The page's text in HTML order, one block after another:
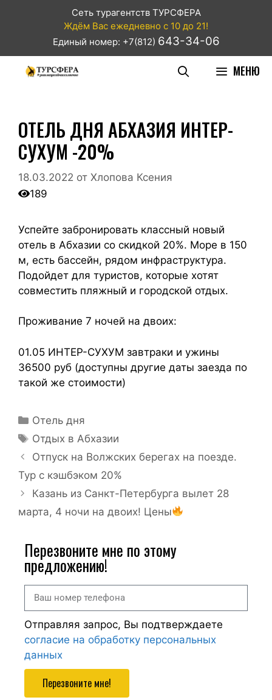
Сеть турагентств ТУРСФЕРА
Ждём Вас ежедневно с 10 до 21!
Единый номер: +7(812) 643-34-06
МЕНЮ
ОТЕЛЬ ДНЯ АБХАЗИЯ ИНТЕР-
СУХУМ -20%
18.03.2022 от Хлопова Ксения
189
Успейте забронировать классный новый
отель в Абхазии со скидкой 20%. Море в 150
м, есть бассейн, рядом инфраструктура.
Подойдет для туристов, которые хотят
совместить пляжный и городской отдых.
Проживание 7 ночей на двоих:
01.05 ИНТЕР-СУХУМ завтраки и ужины
36500 руб (доступны другие даты заезда по
такой же стоимости)
Отель дня
Отдых в Абхазии
Отпуск на Волжских берегах на поезде.
Тур с кэшбэком 20%
Казань из Санкт-Петербурга вылет 28
марта, 4 ночи на двоих! Цены
Перезвоните мне по этому
предложению!
Отправляя запрос, Вы подтверждаете
согласие на обработку персональных
данных
Перезвоните мне!